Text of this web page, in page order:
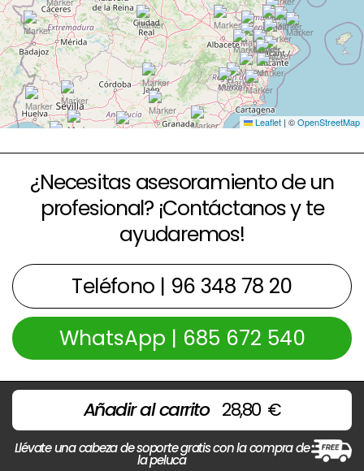
Leaflet | ©OpenStreetMap
¿Necesitas asesoramiento de un
profesional? ¡Contáctanos y te
ayudaremos!
Teléfono | 96 348 78 20
WhatsApp | 685 672 540
Añadir al carrito 28,80 €
Llévate una cabeza de soporte gratis con la compra de
la peluca